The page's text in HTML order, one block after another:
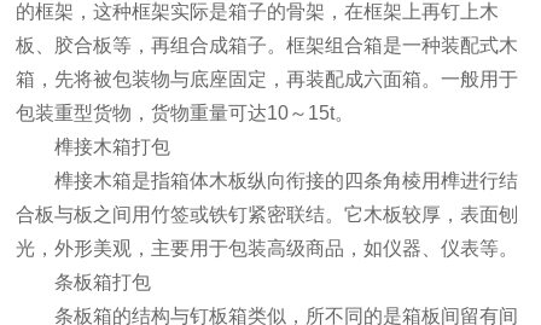
的框架，这种框架实际是箱子的骨架，在框架上再钉上木
板、胶合板等，再组合成箱子。框架组合箱是一种装配式木
箱，先将被包装物与底座固定，再装配成六面箱。一般用于
包装重型货物，货物重量可达10～15t。
榫接木箱打包
榫接木箱是指箱体木板纵向衔接的四条角棱用榫进行结
合板与板之间用竹签或铁钉紧密联结。它木板较厚，表面刨
光，外形美观，主要用于包装高级商品，如仪器、仪表等。
条板箱打包
条板箱的结构与钉板箱类似，所不同的是箱板间留有间